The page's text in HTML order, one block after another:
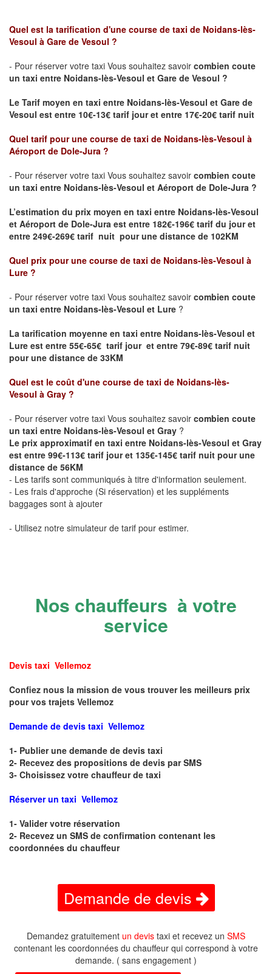
Quel est la tarification d'une course de taxi de Noidans-lès-
Vesoul à Gare de Vesoul ?
- Pour réserver votre taxi Vous souhaitez savoir combien coute
un taxi entre Noidans-lès-Vesoul et Gare de Vesoul ?
Le Tarif moyen en taxi entre Noidans-lès-Vesoul et Gare de
Vesoul est entre 10€-13€ tarif jour et entre 17€-20€ tarif nuit
Quel tarif pour une course de taxi de Noidans-lès-Vesoul à
Aéroport de Dole-Jura ?
- Pour réserver votre taxi Vous souhaitez savoir combien coute
un taxi entre Noidans-lès-Vesoul et Aéroport de Dole-Jura ?
L’estimation du prix moyen en taxi entre Noidans-lès-Vesoul
et Aéroport de Dole-Jura est entre 182€-196€ tarif du jour et
entre 249€-269€ tarif nuit pour une distance de 102KM
Quel prix pour une course de taxi de Noidans-lès-Vesoul à
Lure ?
- Pour réserver votre taxi Vous souhaitez savoir combien coute
un taxi entre Noidans-lès-Vesoul et Lure ?
La tarification moyenne en taxi entre Noidans-lès-Vesoul et
Lure est entre 55€-65€ tarif jour et entre 79€-89€ tarif nuit
pour une distance de 33KM
Quel est le coût d'une course de taxi de Noidans-lès-
Vesoul à Gray ?
- Pour réserver votre taxi Vous souhaitez savoir combien coute
un taxi entre Noidans-lès-Vesoul et Gray ?
Le prix approximatif en taxi entre Noidans-lès-Vesoul et Gray
est entre 99€-113€ tarif jour et 135€-145€ tarif nuit pour une
distance de 56KM
- Les tarifs sont communiqués à titre d'information seulement.
- Les frais d'approche (Si réservation) et les suppléments
baggages sont à ajouter
- Utilisez notre simulateur de tarif pour estimer.
Nos chauffeurs à votre
service
Devis taxi Vellemoz
Confiez nous la mission de vous trouver les meilleurs prix
pour vos trajets Vellemoz
Demande de devis taxi Vellemoz
1- Publier une demande de devis taxi
2- Recevez des propositions de devis par SMS
3- Choisissez votre chauffeur de taxi
Réserver un taxi Vellemoz
1- Valider votre réservation
2- Recevez un SMS de confirmation contenant les
coordonnées du chauffeur
Demande de devis
Demandez gratuitement un devis taxi et recevez un SMS
contenant les coordonnées du chauffeur qui correspond à votre
demande. ( sans engagement )